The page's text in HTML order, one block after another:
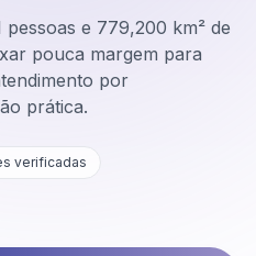
pessoas e 779,200 km² de
pouca margem para
por
prática.
verificadas